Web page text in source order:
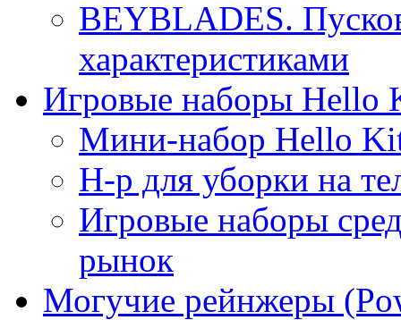
BEYBLADES.
характеристиками
Игровые наборы Hello
Мини-набор Hello
Н-р для уборки на
Игровые наборы
рынок
Могучие рейнжеры